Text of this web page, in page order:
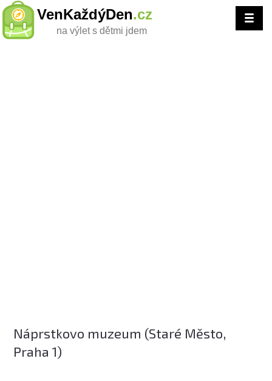
VenKaždýDen.cz
na výlet s dětmi jdem
Náprstkovo muzeum (Staré Město,
Praha 1)